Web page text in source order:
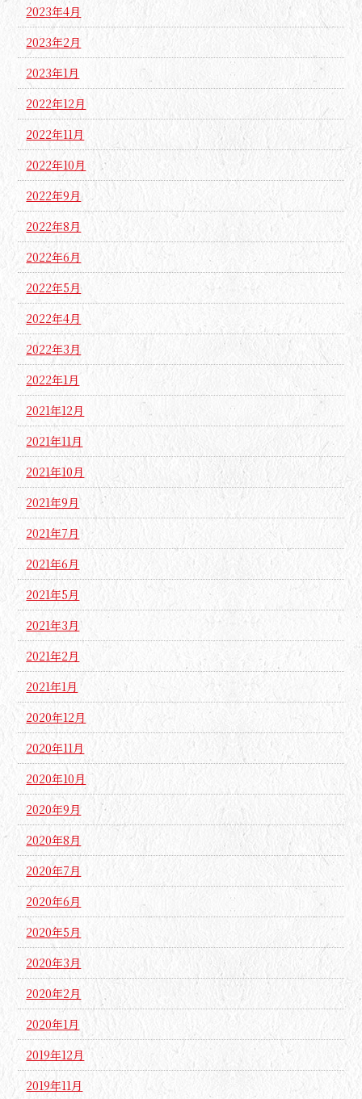
2023年4月
2023年2月
2023年1月
2022年12月
2022年11月
2022年10月
2022年9月
2022年8月
2022年6月
2022年5月
2022年4月
2022年3月
2022年1月
2021年12月
2021年11月
2021年10月
2021年9月
2021年7月
2021年6月
2021年5月
2021年3月
2021年2月
2021年1月
2020年12月
2020年11月
2020年10月
2020年9月
2020年8月
2020年7月
2020年6月
2020年5月
2020年3月
2020年2月
2020年1月
2019年12月
2019年11月